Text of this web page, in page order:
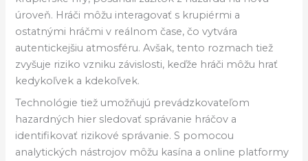
úroveň. Hráči môžu interagovať s krupiérmi a
ostatnými hráčmi v reálnom čase, čo vytvára
autentickejšiu atmosféru. Avšak, tento rozmach tiež
zvyšuje riziko vzniku závislosti, keďže hráči môžu hrať
kedykoľvek a kdekoľvek.
Technológie tiež umožňujú prevádzkovateľom
hazardných hier sledovať správanie hráčov a
identifikovať rizikové správanie. S pomocou
analytických nástrojov môžu kasína a online platformy